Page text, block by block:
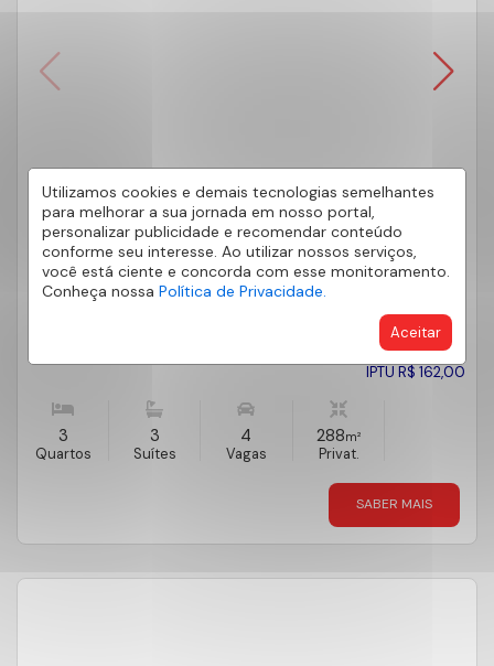
Utilizamos cookies e demais tecnologias semelhantes
para melhorar a sua jornada em nosso portal,
personalizar publicidade e recomendar conteúdo
conforme seu interesse. Ao utilizar nossos serviços,
você está ciente e concorda com esse monitoramento.
Conheça nossa Política de Privacidade.
Aceitar
CASA EM CONDOMÍNIO 3 SUÍTES CHÁCARA ONDINA
288M²
CHÁCARA ONDINA - SOROCABA/SP
CHACARA ONDINA
Cód.: 101750
R$ 3.500.000,00
Condomínio R$ 544,10
IPTU R$ 162,00
3
Quartos
3
Suítes
4
Vagas
288m²
Privat.
SABER MAIS